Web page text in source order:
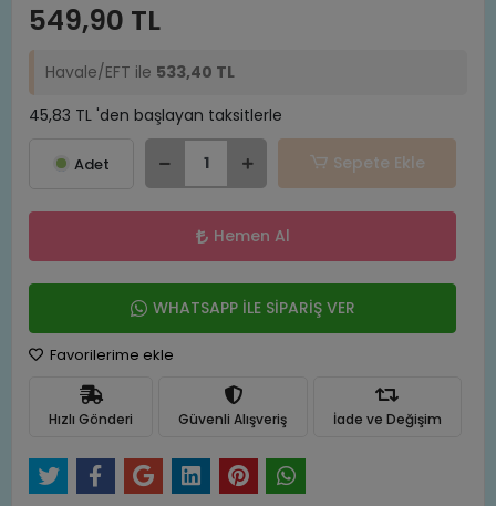
549,90 TL
Havale/EFT ile 533,40 TL
45,83 TL 'den başlayan taksitlerle
Adet Sepete Ekle
Hemen Al
WHATSAPP İLE SİPARİŞ VER
Favorilerime ekle
Hızlı Gönderi Güvenli Alışveriş İade ve Değişim